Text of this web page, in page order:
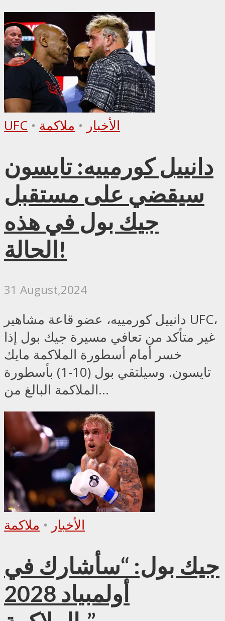
UFC • الأخبار • ملاكمة
دانييل كورمييه: تايسون
سيقضي على مستقبل
جيك بول في هذه
الحالة!
31 August,2024
دانييل كورمييه، عضو قاعة مشاهير UFC،
غير متأكد من تعافي مسيرة جيك بول إذا
خسر أمام أسطورة الملاكمة مايك
تايسون. وسيلتقي بول (10-1) بأسطورة
الملاكمة البالغ من...
الأخبار • ملاكمة
جيك بول: “سأشارك في
أولمبياد 2028